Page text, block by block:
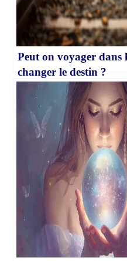
Peut on voyager dans
changer le destin ?